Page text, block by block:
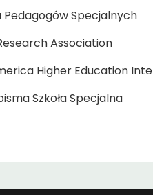
Pedagogów Specjalnych
Association
Higher Education
Szkoła Specjalna